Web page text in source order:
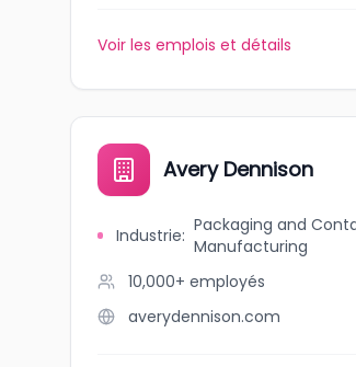
Voir les emplois et détails
Avery Dennison
Industrie: Packaging and
Manufacturing
10,000+ employés
averydennison.com